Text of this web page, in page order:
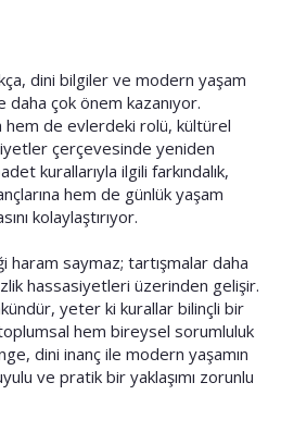
dini bilgiler ve modern yaşam
çok önem kazanıyor.
de evlerdeki rolü, kültürel
çerçevesinde yeniden
kurallarıyla ilgili farkındalık,
hem de günlük yaşam
kolaylaştırıyor.
haram saymaz; tartışmalar daha
hassasiyetleri üzerinden gelişir.
yeter ki kurallar bilinçli bir
hem bireysel sorumluluk
dini inanç ile modern yaşamın
ve pratik bir yaklaşımı zorunlu